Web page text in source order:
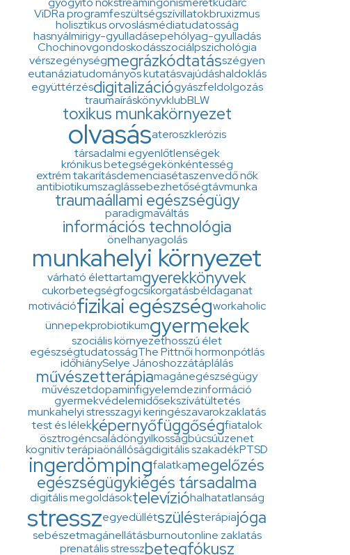
ViDRa programfeszültségszívillatokbruxizmus
holisztikus orvoslásmédiatudatosság
hasnyálmirigy-gyulladásepehólyag-gyulladás
Chochinovgondoskodásszociálpszichológia
vérszegénységmegrázkódtatásszégyen
eutanáziatudományos kutatásvajúdáshaldoklás
együttérzésdigitalizációgyászfeldolgozás
traumaíráskönyvklubBLW
toxikus munkakörnyezet
olvasásateroszklerózis
társadalmi egyenlőtlenségek
krónikus betegségekönkéntesség
extrém takarításdemenciasétaszenvedő nők
antibiotikumszaglássebezhetőségtávmunka
traumaállami egészségügy
paradigmaváltás
információs technológia
önelhanyagolás
munkahelyi környezet
várható élettartamgyerekkönyvek
cukorbetegségfogcsikorgatásbéldaganat
motivációfizikai egészségworkaholic
ünnepekprobiotikumgyermekek
szociális környezethosszú élet
egészségtudatosságThe Pittnői hormonpótlás
időhiánySelye Jánoshozzátáplálás
művészetterápiamagánegészségügy
művészetdopaminfigyelemdezinformáció
gyermekvédelemidősekszívátültetés
munkahelyi stresszagyi keringészavarokzaklatás
test és lélekképernyőfüggőségfiatalok
ösztrogéncsaládöngyilkosságbúcsúüzenet
kognitív terápiaönállóságdigitális szakadékPTSD
ingerdömpingfalatkamegelőzés
egészségügykiégés társadalma
digitális megoldásoktelevízióhalhatatlanság
stresszegyedüllétszülésterápiajóga
sebészetmagánellátásburnoutonline zaklatás
prenatális stresszbetegfókusz